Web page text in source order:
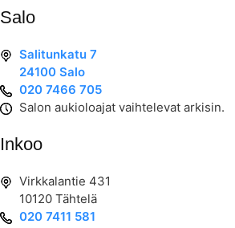
Salo
Salitunkatu 7
24100 Salo
020 7466 705
Salon aukioloajat vaihtelevat arkisin.
Inkoo
Virkkalantie 431
10120 Tähtelä
020 7411 581